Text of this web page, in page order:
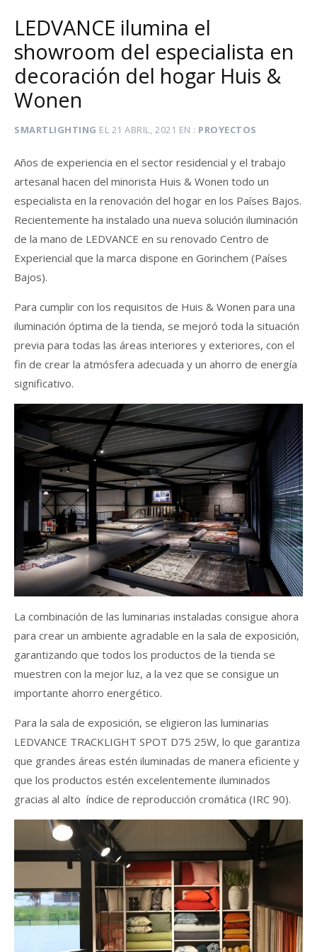
LEDVANCE ilumina el
showroom del especialista en
decoración del hogar Huis &
Wonen
SMARTLIGHTING EL 21 ABRIL, 2021 EN PROYECTOS
Años de experiencia en el sector residencial y el trabajo
artesanal hacen del minorista Huis & Wonen todo un
especialista en la renovación del hogar en los Países Bajos.
Recientemente ha instalado una nueva solución iluminación
de la mano de LEDVANCE en su renovado Centro de
Experiencial que la marca dispone en Gorinchem (Países
Bajos).
Para cumplir con los requisitos de Huis & Wonen para una
iluminación óptima de la tienda, se mejoró toda la situación
previa para todas las áreas interiores y exteriores, con el
fin de crear la atmósfera adecuada y un ahorro de energía
significativo.
La combinación de las luminarias instaladas consigue ahora
para crear un ambiente agradable en la sala de exposición,
garantizando que todos los productos de la tienda se
muestren con la mejor luz, a la vez que se consigue un
importante ahorro energético.
Para la sala de exposición, se eligieron las luminarias
LEDVANCE TRACKLIGHT SPOT D75 25W, lo que garantiza
que grandes áreas estén iluminadas de manera eficiente y
que los productos estén excelentemente iluminados
gracias al alto índice de reproducción cromática (IRC 90).